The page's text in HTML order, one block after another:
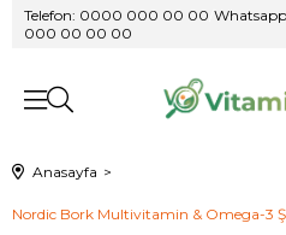
Telefon: 0000 000 00 00
000 00 00 00
Anasayfa
Nordic Bork Multivitamin & Omega-3